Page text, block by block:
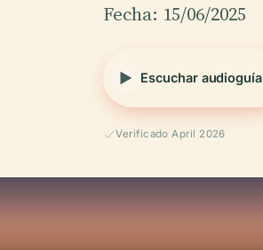
Fecha: 15/06/2025
Escuchar audioguía
Verificado April 2026